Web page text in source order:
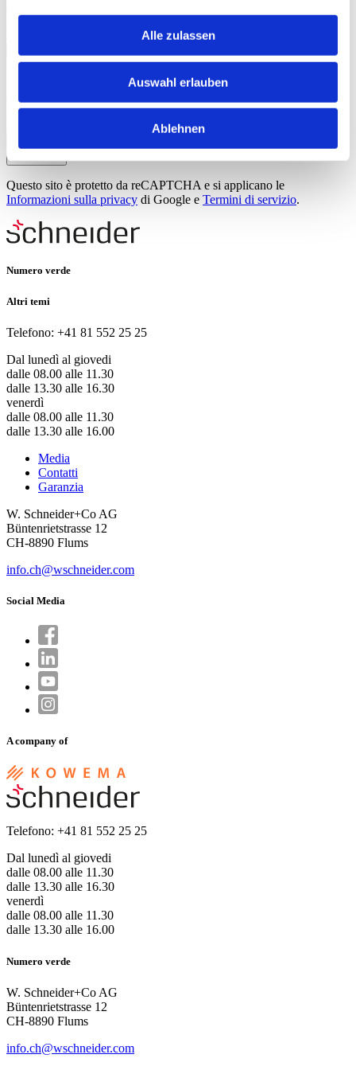
Alle zulassen
Auswahl erlauben
Ablehnen
Protezione dei dati
Apponendo una crocetta acconsentite all’utilizzo dei vostri dati
Informativa sullaprotezione dei datipersonali.
Questo sito è protetto da reCAPTCHA e si applicano le
Informazioni sulla privacy di Google e Termini di servizio.
Numero verde
Altri temi
Telefono: +41 81 552 25 25
Dal lunedì al giovedi
dalle 08.00 alle 11.30
dalle 13.30 alle 16.30
venerdì
dalle 08.00 alle 11.30
dalle 13.30 alle 16.00
Media
Contatti
Garanzia
W. Schneider+Co AG
Büntenrietstrasse 12
CH-8890 Flums
info.ch@wschneider.com
Social Media
A company of
Telefono: +41 81 552 25 25
Dal lunedì al giovedi
dalle 08.00 alle 11.30
dalle 13.30 alle 16.30
venerdì
dalle 08.00 alle 11.30
dalle 13.30 alle 16.00
Numero verde
W. Schneider+Co AG
Büntenrietstrasse 12
CH-8890 Flums
info.ch@wschneider.com